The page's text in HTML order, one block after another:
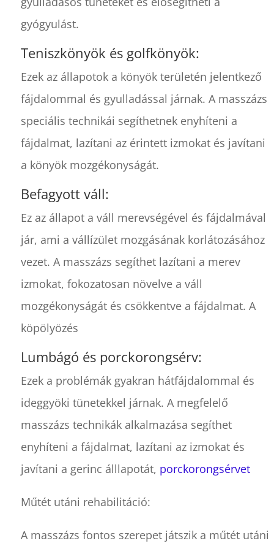
gyógyulást.
Teniszkönyök és golfkönyök:
Ezek az állapotok a könyök területén jelentkező
fájdalommal és gyulladással járnak. A masszázs
speciális technikái segíthetnek enyhíteni a
fájdalmat, lazítani az érintett izmokat és javítani
a könyök mozgékonyságát.
Befagyott váll:
Ez az állapot a váll merevségével és fájdalmával
jár, ami a vállízület mozgásának korlátozásához
vezet. A masszázs segíthet lazítani a merev
izmokat, fokozatosan növelve a váll
mozgékonyságát és csökkentve a fájdalmat. A
köpölyözés
Lumbágó és porckorongsérv:
Ezek a problémák gyakran hátfájdalommal és
ideggyöki tünetekkel járnak. A megfelelő
masszázs technikák alkalmazása segíthet
enyhíteni a fájdalmat, lazítani az izmokat és
javítani a gerinc álllapotát, porckorongsérvet
Műtét utáni rehabilitáció:
A masszázs fontos szerepet játszik a műtét utáni